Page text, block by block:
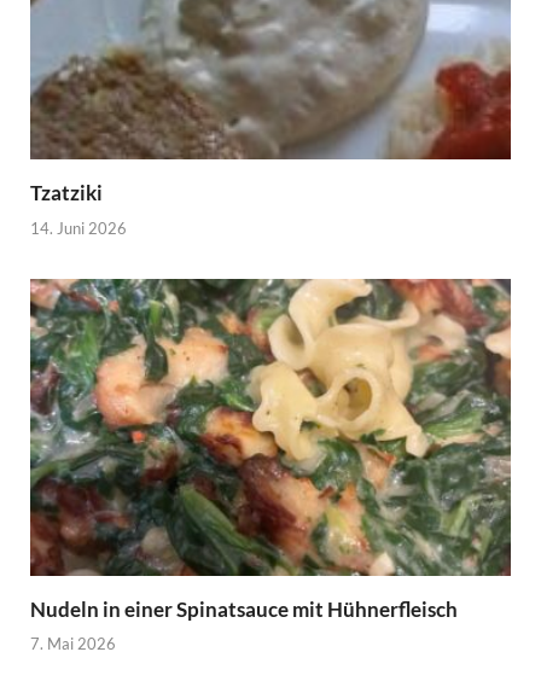
Tzatziki
14. Juni 2026
Nudeln in einer Spinatsauce mit Hühnerfleisch
7. Mai 2026